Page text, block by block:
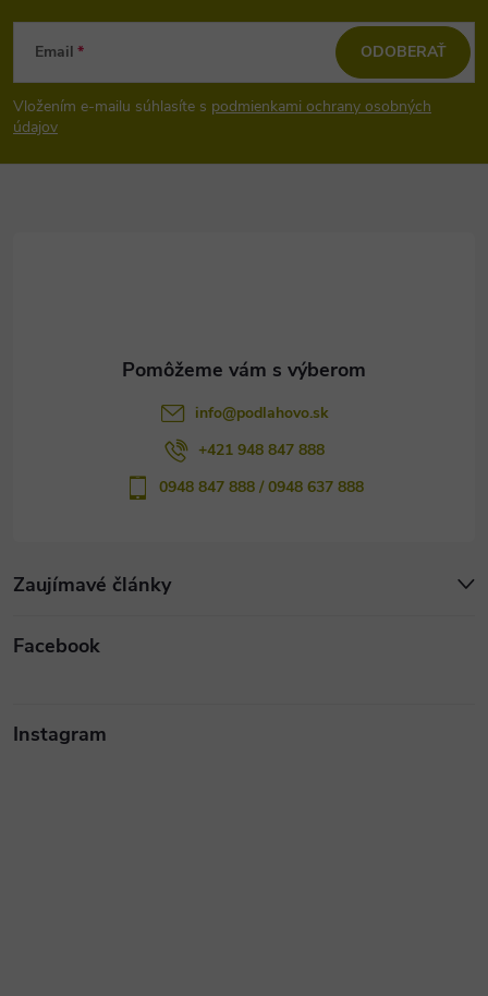
Z
á
p
Email
Vložením e-mailu súhlasíte s podmienkami ochrany osobných
údajov
ODOBERAŤ
Zaujímavé články
info@podlahovo.sk
+421 948 847 888
0948 847 888 / 0948 637 888
Facebook
Instagram